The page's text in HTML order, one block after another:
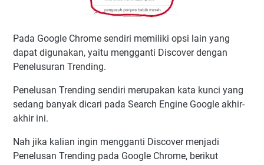
Pada Google Chrome sendiri memiliki opsi lain yang
dapat digunakan, yaitu mengganti Discover dengan
Penelusuran Trending.
Penelusan Trending sendiri merupakan kata kunci yang
sedang banyak dicari pada Search Engine Google akhir-
akhir ini.
Nah jika kalian ingin mengganti Discover menjadi
Penelusan Trending pada Google Chrome, berikut